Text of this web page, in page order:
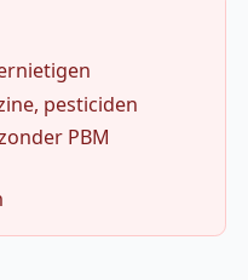
pesticiden
PBM